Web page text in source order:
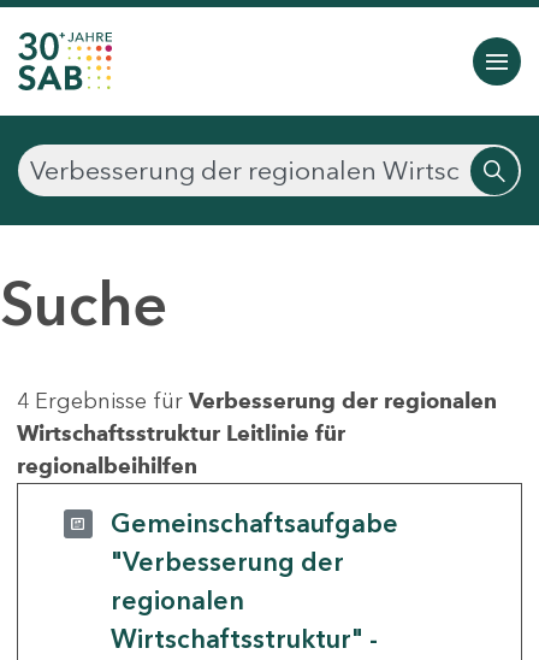
Suche
4 Ergebnisse für Verbesserung der regionalen
Wirtschaftsstruktur Leitlinie für
regionalbeihilfen
Gemeinschaftsaufgabe
"Verbesserung der
regionalen
Wirtschaftsstruktur" -